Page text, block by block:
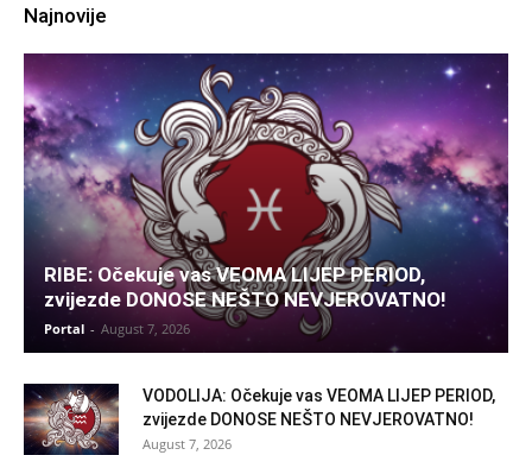
Najnovije
RIBE: Očekuje vas VEOMA LIJEP PERIOD,
zvijezde DONOSE NEŠTO NEVJEROVATNO!
Portal - August 7, 2026
VODOLIJA: Očekuje vas VEOMA LIJEP PERIOD,
zvijezde DONOSE NEŠTO NEVJEROVATNO!
August 7, 2026